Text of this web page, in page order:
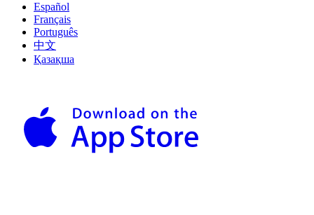
Español
Français
Português
中文
Қазақша